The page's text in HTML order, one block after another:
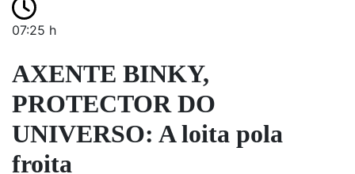
07:25 h
AXENTE BINKY,
PROTECTOR DO
UNIVERSO: A loita pola
froita